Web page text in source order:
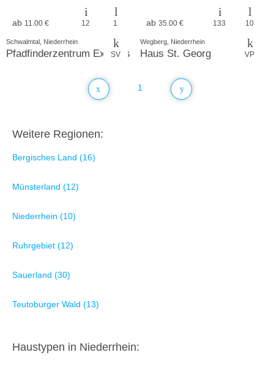
ab 11.00 € 12 1
SV
Schwalmtal, Niederrhein
Pfadfinderzentrum Exploris
ab 35.00 € 133 10
VP
Wegberg, Niederrhein
Haus St. Georg
1
Weitere Regionen:
Bergisches Land (16)
Münsterland (12)
Niederrhein (10)
Ruhrgebiet (12)
Sauerland (30)
Teutoburger Wald (13)
Haustypen in Niederrhein: